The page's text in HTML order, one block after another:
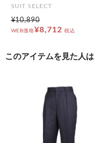
SUIT SELECT
¥10,890
WEB価格¥8,712 税込
このアイテムを見た人